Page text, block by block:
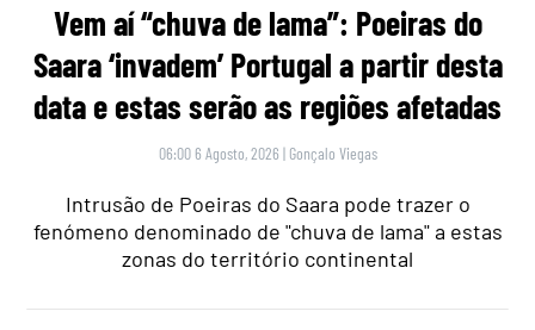
Vem aí “chuva de lama”: Poeiras do
Saara ‘invadem’ Portugal a partir desta
data e estas serão as regiões afetadas
06:00 6 Agosto, 2026 | Gonçalo Viegas
Intrusão de Poeiras do Saara pode trazer o
fenómeno denominado de "chuva de lama" a estas
zonas do território continental